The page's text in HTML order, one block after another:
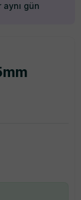
gün